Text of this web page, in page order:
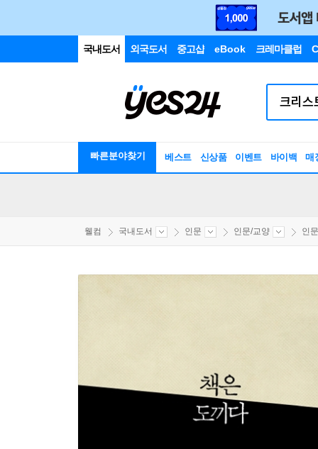
국내도서 외국도서 중고샵 eBook 크레마클럽
빠른분야찾기 베스트 신상품 이벤트 바이백 매
웰컴 국내도서 인문 인문/교양 인